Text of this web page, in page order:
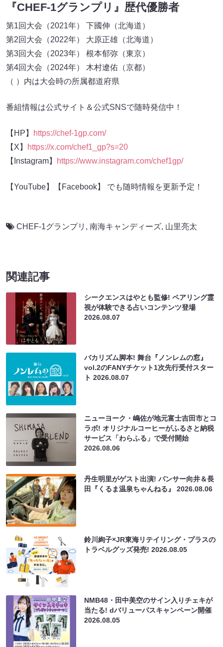
『CHEF-1グランプリ』歴代優勝者
第1回大会（2021年） 下國伸（北海道）
第2回大会（2022年） 大原正雄（北海道）
第3回大会（2023年） 根本郁弥（東京）
第4回大会（2024年） 木村遼佑（京都）
（ ）内は大会時の所属都道府県
番組情報は公式サイト＆公式SNSで随時発信中！
【HP】
https://chef-1gp.com/
【X】
https://x.com/chef1_gp?s=20
【Instagram】
https://www.instagram.com/chef1gp/
【YouTube】【Facebook】 でも随時情報を更新予定！
CHEF-1グランプリ , 南海キャンディーズ, 山里亮太
関連記事
シークエンスはやとも監修! ペアリング霊
視が体験できる占いコンテンツ登場
2026.08.07
バカリズム脚本! 舞台『ノンレムの窓』
vol.2のFANYチケット1次先行受付スター
ト2026.08.07
ニューヨーク・嶋佐が地元富士吉田市とコ
ラボ! オリジナルコーヒーがふるさと納税
サービス「わらふる」で受付開始
2026.08.06
丹生明里がゲスト出演! パンサー向井＆長
田『くるま温泉ちゃんねる』2026.08.06
鈴川絢子×JR東海リテイリング・プラスの
トラベルグッズ発売!2026.08.05
NMB48・田中美空のサイン入りチェキが
当たる! dバリューパスキャンペーン開催
2026.08.05